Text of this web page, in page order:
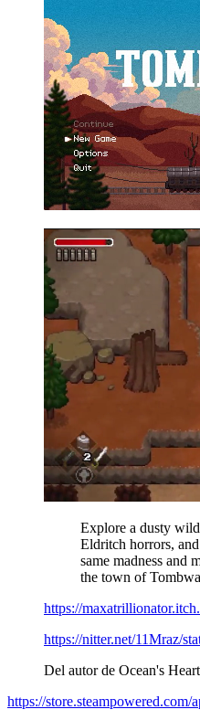
Explore a dusty
Eldritch horrors,
same madness and
the town of
https://
https://nitter.net/11Mraz/
Del autor de Ocean's
https://store.steampowered.com/